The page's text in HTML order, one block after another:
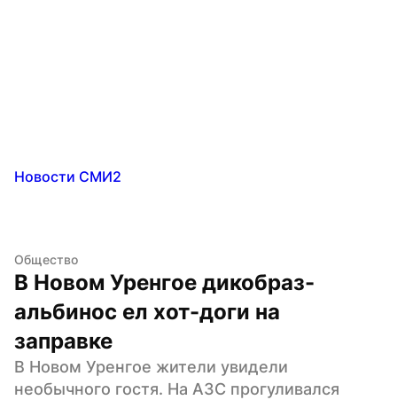
Новости СМИ2
Общество
В Новом Уренгое дикобраз-
альбинос ел хот-доги на
заправке
В Новом Уренгое жители увидели
необычного гостя. На АЗС прогуливался